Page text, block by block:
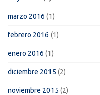
marzo 2016 (1)
febrero 2016 (1)
enero 2016 (1)
diciembre 2015 (2)
noviembre 2015 (2)